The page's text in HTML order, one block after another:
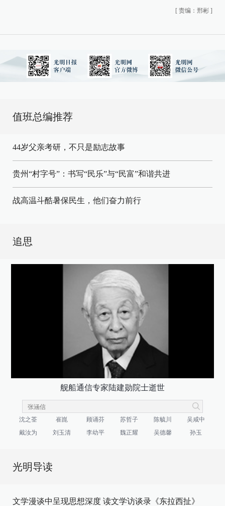
[ 责编：邢彬 ]
值班总编推荐
44岁父亲考研，不只是励志故事
贵州“村字号”：书写“民乐”与“民富”和谐共进
战高温斗酷暑保民生，他们奋力前行
追思
舰船通信专家陆建勋院士逝世
沈之荃 崔崑 顾诵芬 苏哲子 陈毓川
吴咸中
戴汝为
刘玉清 李幼平 魏正耀 吴德馨 孙玉
光明导读
文学漫谈中呈现思想深度 读文学访谈录《东拉西扯》